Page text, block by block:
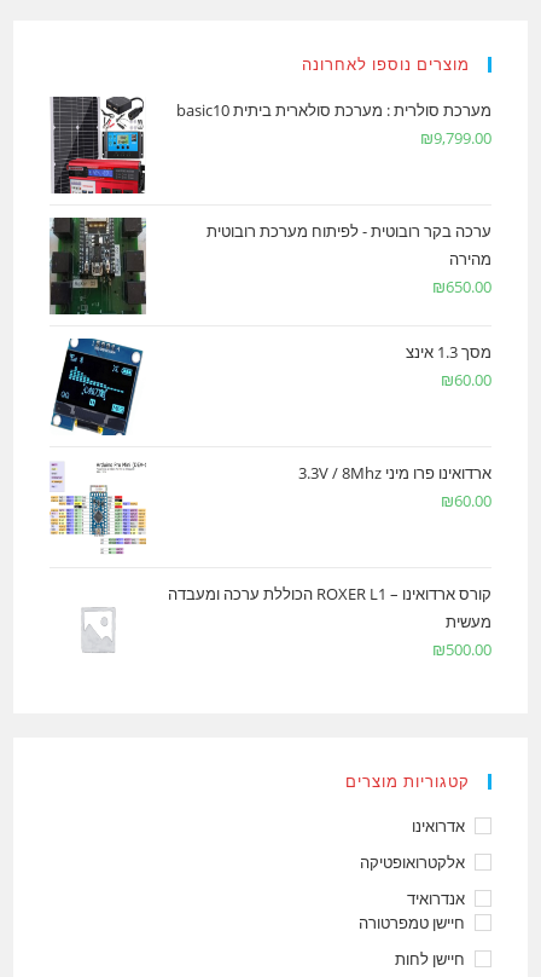
מוצרים נוספו לאחרונה
מערכת סולרית : מערכת סולארית ביתית basic10
₪9,799.00
ערכה בקר רובוטית - לפיתוח מערכת רובוטית
מהירה
₪650.00
מסך 1.3 אינצ
₪60.00
ארדואינו פרו מיני 3.3V / 8Mhz
₪60.00
קורס ארדואינו – ROXER L1 הכוללת ערכה ומעבדה
מעשית
₪500.00
קטגוריות מוצרים
אדרואינו
אלקטרואופטיקה
אנדרואיד
חיישן טמפרטורה
חיישן לחות